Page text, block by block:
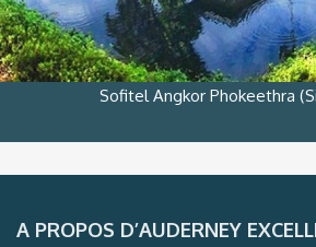
Sofitel Angkor Phokeethra
A PROPOS D’AUDERNEY